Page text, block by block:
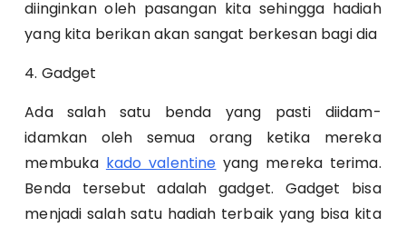
diinginkan oleh pasangan kita sehingga hadiah
yang kita berikan akan sangat berkesan bagi dia
4. Gadget
Ada salah satu benda yang pasti diidam-
idamkan oleh semua orang ketika mereka
membuka kado valentine yang mereka terima.
Benda tersebut adalah gadget. Gadget bisa
menjadi salah satu hadiah terbaik yang bisa kita